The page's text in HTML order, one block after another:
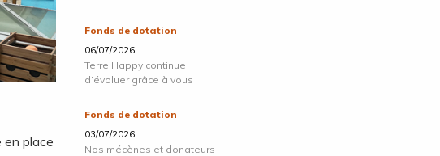
en place
Fonds de dotation
06/07/2026
Terre Happy continue
d’évoluer grâce à vous
Fonds de dotation
03/07/2026
Nos mécènes et donateurs